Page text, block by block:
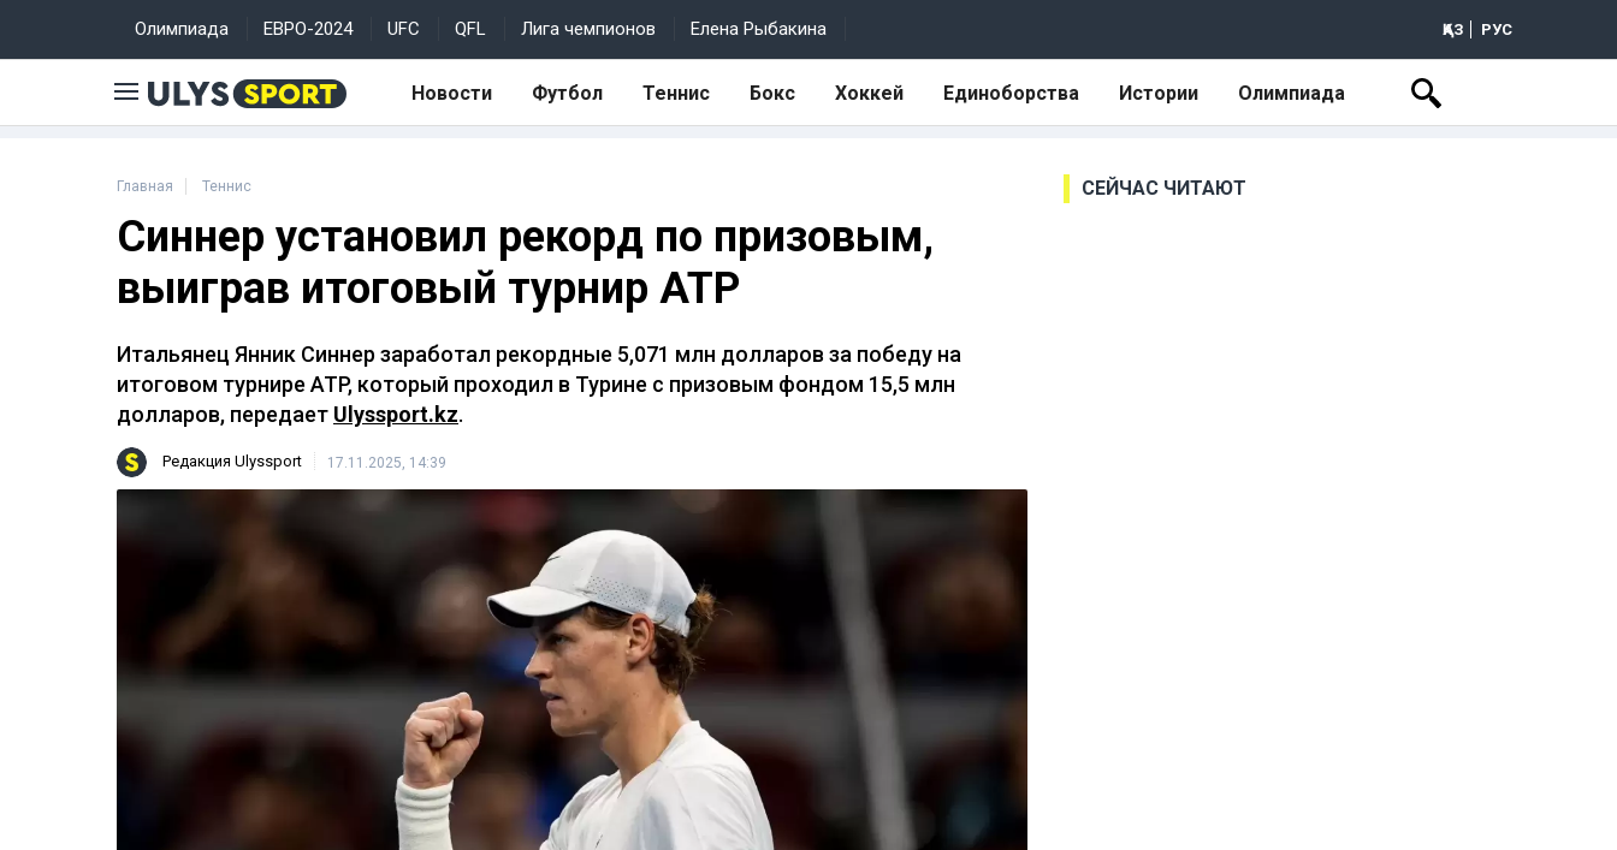
Олимпиада ЕВРО-2024 UFC QFL Лига чемпионов Елена Рыбакина ҚАЗ РУС
Новости Футбол Теннис Бокс Хоккей Единоборства Истории Олимпиада
Главная Теннис
Синнер установил рекорд по призовым,
выиграв итоговый турнир ATP
Итальянец Янник Синнер заработал рекордные 5,071 млн долларов за победу на
итоговом турнире ATP, который проходил в Турине с призовым фондом 15,5 млн
долларов, передает Ulyssport.kz.
Редакция Ulyssport 17.11.2025, 14:39
СЕЙЧАС ЧИТАЮТ